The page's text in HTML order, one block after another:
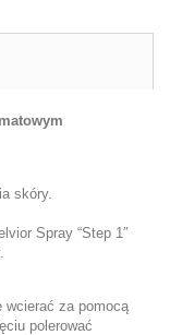
skóry.
Spray “Step 1″
wcierać za pomocą
polerować